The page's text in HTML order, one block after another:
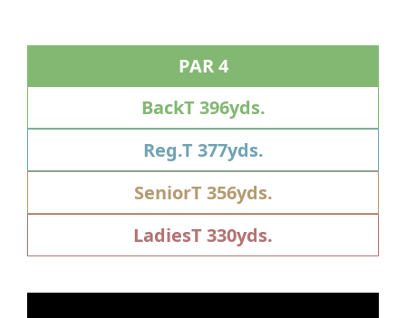
PAR 4
BackT 396yds.
Reg.T 377yds.
SeniorT 356yds.
LadiesT 330yds.